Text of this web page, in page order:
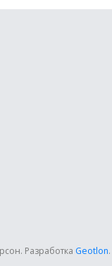
Разработка Geotlon.